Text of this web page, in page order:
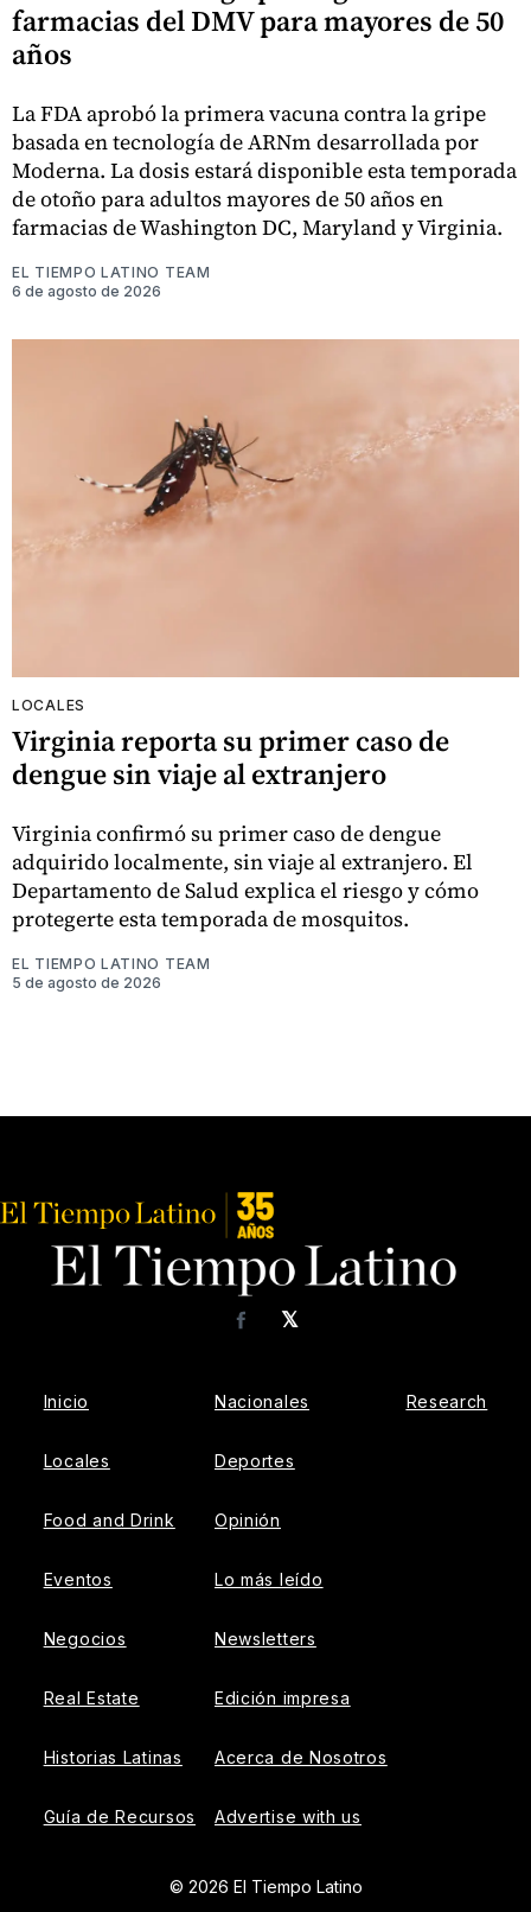
farmacias del DMV para mayores de 50
años
La FDA aprobó la primera vacuna contra la gripe
basada en tecnología de ARNm desarrollada por
Moderna. La dosis estará disponible esta temporada
de otoño para adultos mayores de 50 años en
farmacias de Washington DC, Maryland y Virginia.
EL TIEMPO LATINO TEAM
6 de agosto de 2026
LOCALES
Virginia reporta su primer caso de
dengue sin viaje al extranjero
Virginia confirmó su primer caso de dengue
adquirido localmente, sin viaje al extranjero. El
Departamento de Salud explica el riesgo y cómo
protegerte esta temporada de mosquitos.
EL TIEMPO LATINO TEAM
5 de agosto de 2026
𝕏
Facebook
Inicio
Locales
Food and Drink
Eventos
Negocios
Real Estate
Historias Latinas
Guía de Recursos
Nacionales
Deportes
Opinión
Lo más leído
Newsletters
Edición impresa
Acerca de Nosotros
Advertise with us
Research
© 2026 El Tiempo Latino